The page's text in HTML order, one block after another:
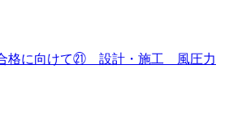
格に向けて㉑ 設計・施工 風圧力